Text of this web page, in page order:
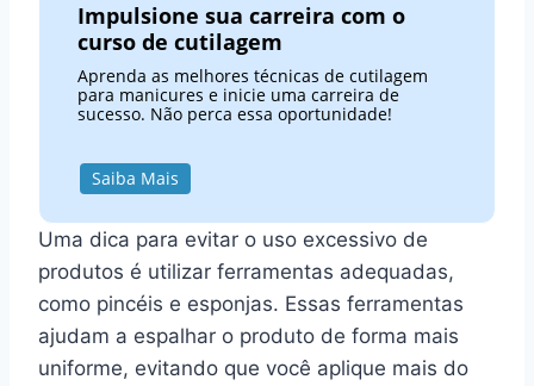
Impulsione sua carreira com o
curso de cutilagem
Aprenda as melhores técnicas de cutilagem
para manicures e inicie uma carreira de
sucesso. Não perca essa oportunidade!
Saiba Mais
Uma dica para evitar o uso excessivo de
produtos é utilizar ferramentas adequadas,
como pincéis e esponjas. Essas ferramentas
ajudam a espalhar o produto de forma mais
uniforme, evitando que você aplique mais do